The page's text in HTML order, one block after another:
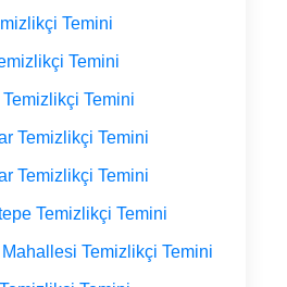
Temini
Temini
Temini
Temizlikçi Temini
Temizlikçi Temini
Temizlikçi Temini
Temizlikçi Temini